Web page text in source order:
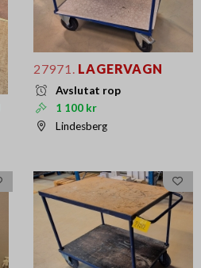
27971. LAGERVAGN
Avslutat rop
1 100 kr
Lindesberg